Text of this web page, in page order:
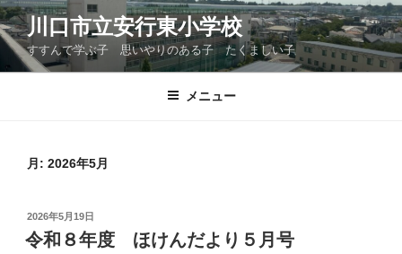
コ
ン
テ
ン
川口市立安行東小学校
すすんで学ぶ子 思いやりのある子 たくましい子
メニュー
月: 2026年5月
投
稿
日:
2026年5月19日
令和８年度 ほけんだより５月号